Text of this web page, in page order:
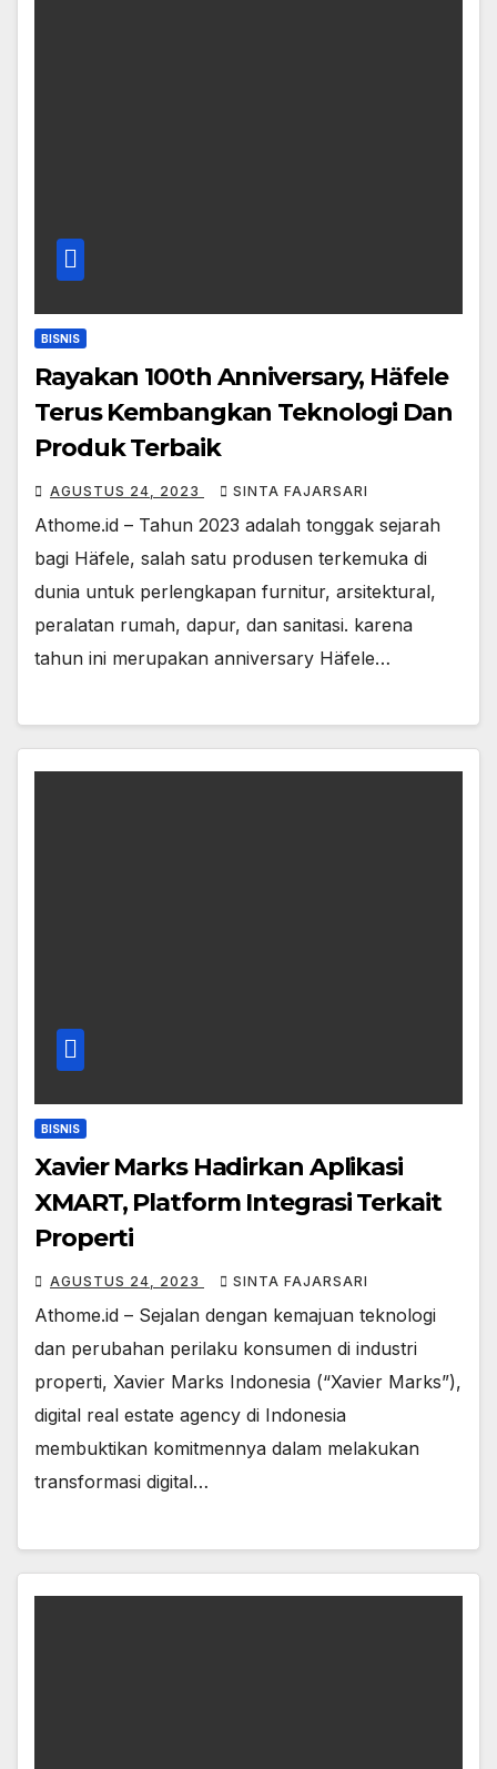
BISNIS
Rayakan 100th Anniversary, Häfele
Terus Kembangkan Teknologi Dan
Produk Terbaik
AGUSTUS 24, 2023 SINTA FAJARSARI
Athome.id – Tahun 2023 adalah tonggak sejarah
bagi Häfele, salah satu produsen terkemuka di
dunia untuk perlengkapan furnitur, arsitektural,
peralatan rumah, dapur, dan sanitasi. karena
tahun ini merupakan anniversary Häfele…
BISNIS
Xavier Marks Hadirkan Aplikasi
XMART, Platform Integrasi Terkait
Properti
AGUSTUS 24, 2023 SINTA FAJARSARI
Athome.id – Sejalan dengan kemajuan teknologi
dan perubahan perilaku konsumen di industri
properti, Xavier Marks Indonesia (“Xavier Marks”),
digital real estate agency di Indonesia
membuktikan komitmennya dalam melakukan
transformasi digital…